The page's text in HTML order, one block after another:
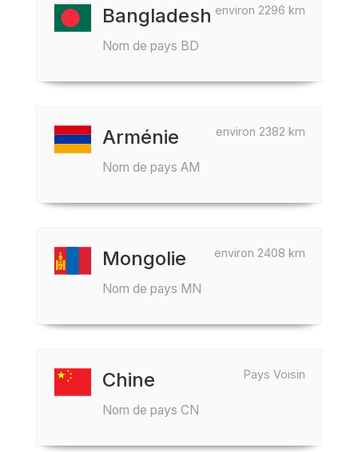
environ 2296 km
Bangladesh
Nom de pays BD
environ 2382 km
Arménie
Nom de pays AM
environ 2408 km
Mongolie
Nom de pays MN
Pays Voisin
Chine
Nom de pays CN